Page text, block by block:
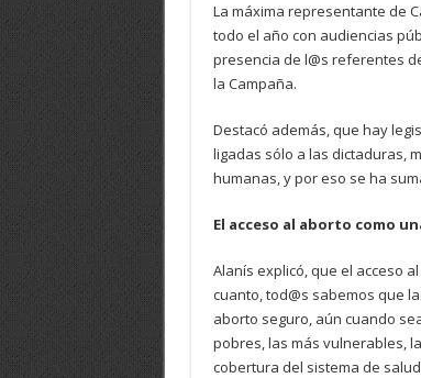
La máxima representante de
todo el año con audiencias
presencia de l@s referentes
la Campaña.
Destacó además, que hay
ligadas sólo a las dictaduras,
humanas, y por eso se ha
El acceso al aborto como
Alanís explicó, que el acceso
cuanto, tod@s sabemos que
aborto seguro, aún cuando
pobres, las más vulnerables,
cobertura del sistema de